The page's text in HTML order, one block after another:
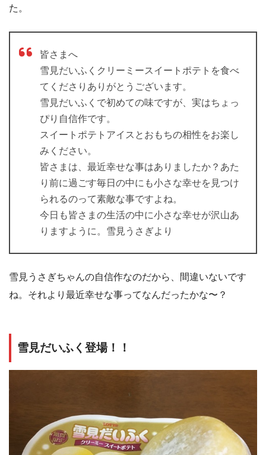
た。
皆さまへ
雪見だいふくクリーミースイートポテトを食べ
てくださりありがとうございます。
雪見だいふくで初めての味ですが、実はちょっ
ぴり自信作です。
スイートポテトアイスとおもちの相性をお楽し
みください。
皆さまは、最近幸せな事はありましたか？あた
り前に過ごす毎日の中にも小さな幸せを見つけ
られるのって素敵な事ですよね。
今日も皆さまの生活の中に小さな幸せが沢山あ
りますように。雪見うさぎより
雪見うさぎちゃんの自信作なのだから、間違いないです
ね。それより最近幸せな事ってなんだったかな〜？
雪見だいふく登場！！